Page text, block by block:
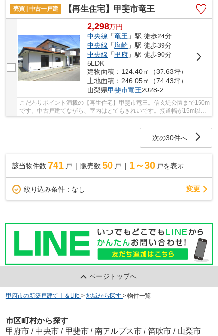
売買 | 中古一戸建
【再生住宅】甲斐市竜王
2,298万円
中央線 「竜王 」駅 徒歩24分
中央線 「塩崎 」駅 徒歩39分
中央線 「甲府 」駅 徒歩90分
5LDK
建物面積：124.40㎡（37.63坪）
土地面積：246.05㎡（74.43坪）
山梨県甲斐市竜王2028-2
こだわりポイント満載の【再生住宅】甲斐市竜王。信玄堤公園まで150m
です。中古戸建てながら、室内はとてもきれいです。接道幅が15m以上
ある物件です。甲斐市にある戸建て探しのご依頼...
次の30件へ
該当物件数 741 戸 販売数 50 戸 1～30 戸を表示
絞り込み条件： なし 変更
ページトップへ
甲府市の新築戸建て｜＆Life > 地域から探す > 物件一覧
市区町村から探す
甲府市 / 中央市 / 甲斐市 / 南アルプス市 / 笛吹市 / 山梨市